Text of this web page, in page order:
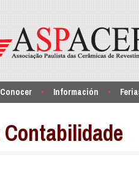
Conocer Información
Contabilidade